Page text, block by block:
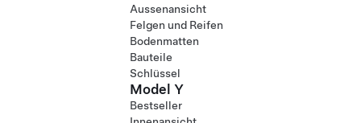
Aussenansicht
Felgen und Reifen
Bodenmatten
Bauteile
Schlüssel
Model Y
Bestseller